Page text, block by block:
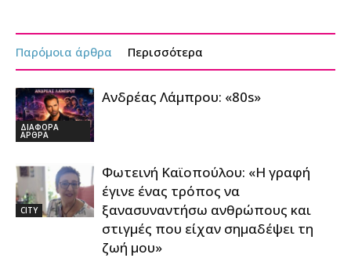
Παρόμοια άρθρα Περισσότερα
ΔΙΑΦΟΡΑ
ΑΡΘΡΑ
Ανδρέας Λάμπρου: «80s»
CITY
Φωτεινή Καϊοπούλου: «Η γραφή
έγινε ένας τρόπος να
ξανασυναντήσω ανθρώπους και
στιγμές που είχαν σημαδέψει τη
ζωή μου»